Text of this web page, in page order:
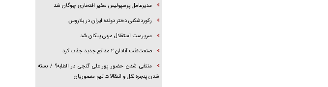
تحلیل ابعاد پیام رهبر انقلاب به حزب‌الله/ مقاومت
مدیرعامل پرسپولیس سفیر افتخاری چوگان شد
رکوردشکنی دختر دونده ایران در بلاروس
سرپرست استقلال مربی پیکان شد
صنعت‌نفت آبادان ۲ مدافع جدید جذب کرد
منتفی شدن حضور پور علی گنجی در الطلبه؟ / بسته
شدن پنجره نقل و انتقالات تیم منصوریان